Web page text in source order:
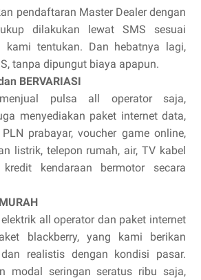
pendaftaran Master Dealer dengan
dilakukan lewat SMS sesuai
tentukan. Dan hebatnya lagi,
tanpa dipungut biaya apapun.
BERVARIASI
pulsa all operator saja,
menyediakan paket internet data,
prabayar, voucher game online,
listrik, telepon rumah, air, TV kabel
kendaraan bermotor secara
all operator dan paket internet
blackberry, yang kami berikan
realistis dengan kondisi pasar.
modal seringan seratus ribu saja,